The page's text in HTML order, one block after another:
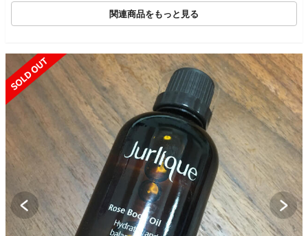
関連商品をもっと見る
SOLD OUT